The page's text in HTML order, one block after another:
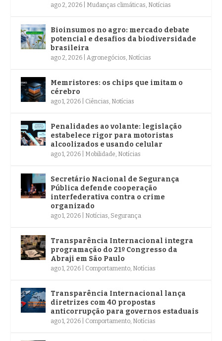
ago 2, 2026 Mudanças climáticas Notícias
Bioinsumos no agro: mercado debate
potencial e desafios da biodiversidade
brasileira
ago 2, 2026 Agronegócios Notícias
Memristores: os chips que imitam o
cérebro
ago 1, 2026 Ciências Notícias
Penalidades ao volante: legislação
estabelece rigor para motoristas
alcoolizados e usando celular
ago 1, 2026 Mobilidade Notícias
Secretário Nacional de Segurança
Pública defende cooperação
interfederativa contra o crime
organizado
ago 1, 2026 Notícias Segurança
Transparência Internacional integra
programação do 21º Congresso da
Abraji em São Paulo
ago 1, 2026 Comportamento Notícias
Transparência Internacional lança
diretrizes com 40 propostas
anticorrupção para governos estaduais
ago 1, 2026 Comportamento Notícias